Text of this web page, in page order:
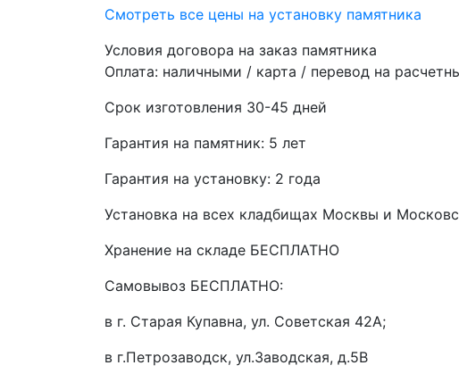
Смотреть все цены на установку памятника
Условия договора на заказ памятника
Оплата: наличными / карта / перевод на
Срок изготовления 30-45 дней
Гарантия на памятник: 5 лет
Гарантия на установку: 2 года
Установка на всех кладбищах Москвы и
Хранение на складе БЕСПЛАТНО
Самовывоз БЕСПЛАТНО:
в г. Старая Купавна, ул. Советская 42А;
в г.Петрозаводск, ул.Заводская, д.5В